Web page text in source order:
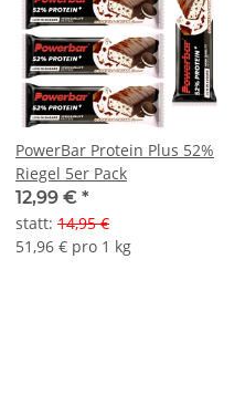
PowerBar Protein Plus 52%
Riegel 5er Pack
12,99 € *
statt: 14,95 €
51,96 € pro 1 kg